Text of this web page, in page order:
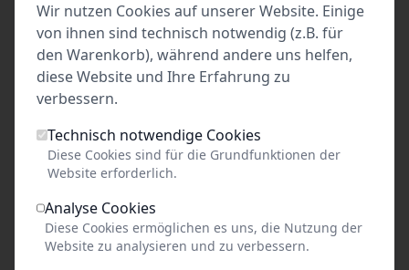
Für persönliches Gebet und Andacht, dem
Anzünden von Kerzen sowie für den Besuch von
öffentlichen Andachten und Gottesdiensten
wird der MarienTaler nicht erhoben
18 Jahre, Mitglieder der Gemeinde, begleitende
Lehrkräfte, Reiseleitungen, Begleitpersonen von
Ausweis, Presse, JVA-Beamte mit
Strafgefangenen, Geflüchtete mit
Begleitpersonen
Wir nutzen Cookies auf unserer Website. Einige
von ihnen sind technisch notwendig (z.B. für
den Warenkorb), während andere uns helfen,
diese Website und Ihre Erfahrung zu
verbessern.
Technisch notwendige Cookies
Diese Cookies sind für die Grundfunktionen der
Website erforderlich.
Analyse Cookies
Diese Cookies ermöglichen es uns, die Nutzung der
Website zu analysieren und zu verbessern.